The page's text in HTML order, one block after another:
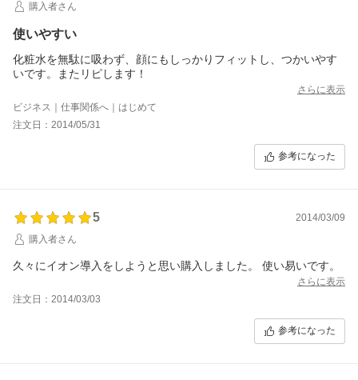
購入者さん
使いやすい
化粧水を無駄に吸わず、顔にもしっかりフィットし、つかいやす
いです。またリピします！
さらに表示
ビジネス｜仕事関係へ｜はじめて
注文日：2014/05/31
参考になった
5
2014/03/09
購入者さん
久々にイオン導入をしようと思い購入しました。 使い易いです。
さらに表示
注文日：2014/03/03
参考になった